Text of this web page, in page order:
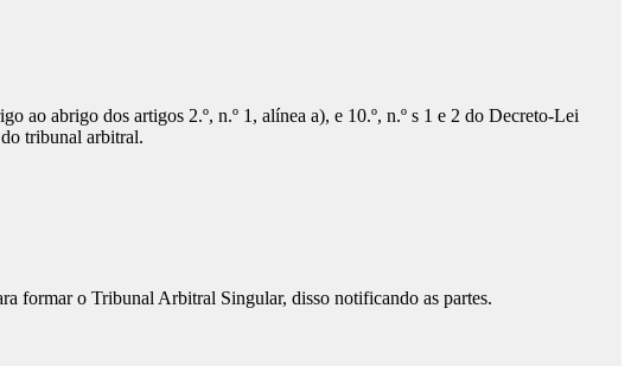
dos artigos 2.º, n.º 1, alínea a), e 10.º, n.º s 1 e 2 do Decreto-Lei
tribunal arbitral.
o Tribunal Arbitral Singular, disso notificando as partes.